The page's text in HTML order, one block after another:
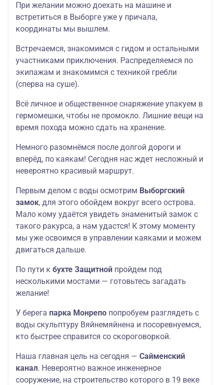
При желании можно доехать на машине и
встретиться в Выборге уже у причала,
координаты мы вышлем.
Встречаемся, знакомимся с гидом и остальными
участниками приключения. Распределяемся по
экипажам и знакомимся с техникой гребли
(сперва на суше).
Всё личное и общественное снаряжение упакуем в
гермомешки, чтобы не промокло. Лишние вещи на
время похода можно сдать на хранение.
Немного разомнёмся после долгой дороги и
вперёд, по каякам! Сегодня нас ждет несложный и
невероятно красивый маршрут.
Первым делом с воды осмотрим Выборгский
замок, для этого обойдем вокруг всего острова.
Мало кому удаётся увидеть знаменитый замок с
такого ракурса, а нам удастся! К этому моменту
мы уже освоимся в управлении каяками и можем
двигаться дальше.
По пути к бухте Защитной пройдем под
несколькими мостами — готовьтесь загадать
желание!
У берега парка Монрепо попробуем разглядеть с
воды скульптуру Вяйнемяйнена и посоревнуемся,
кто быстрее справится со скороговоркой.
Наша главная цель на сегодня — Сайменский
канал. Невероятно важное инженерное
сооружение, на строительство которого в 19 веке